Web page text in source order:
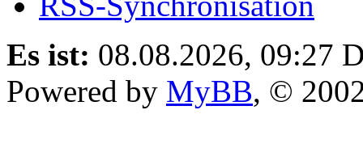
Es ist: 08.08.2026, 09:27
Powered by MyBB, ©